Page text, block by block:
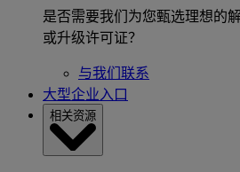
是否需要我们为您甄选理想的
或升级许可证？
与我们联系
大型企业入口
相关资源